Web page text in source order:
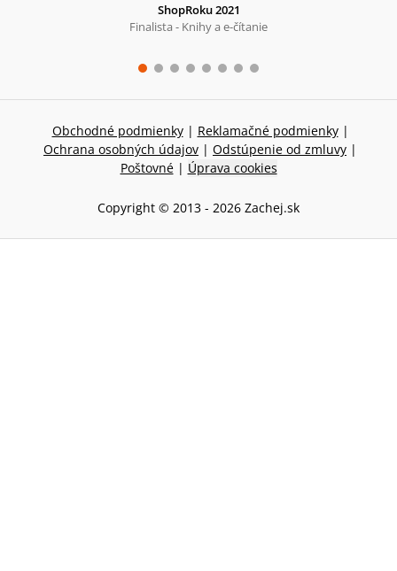
ShopRoku 2021
Finalista - Knihy a e-čítanie
Obchodné podmienky | Reklamačné podmienky |
Ochrana osobných údajov | Odstúpenie od zmluvy |
Poštovné | Úprava cookies
Copyright © 2013 - 2026 Zachej.sk